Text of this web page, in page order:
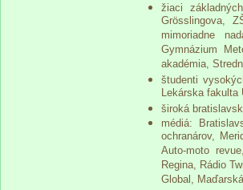
žiaci
Grösslingova,
mimoriadne
Gymnázium
akadémia,
študenti
Lekárska fakulta
široká
médiá:
ochranárov,
Auto-moto
Regina, Rádio
Global,